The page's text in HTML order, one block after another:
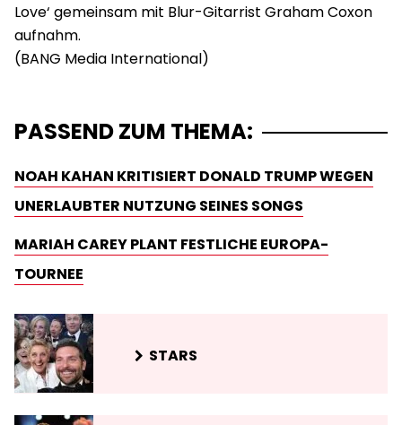
Love‘ gemeinsam mit Blur-Gitarrist Graham Coxon
aufnahm.
PASSEND ZUM THEMA:
NOAH KAHAN KRITISIERT DONALD TRUMP WEGEN
UNERLAUBTER NUTZUNG SEINES SONGS
MARIAH CAREY PLANT FESTLICHE EUROPA-
TOURNEE
STARS